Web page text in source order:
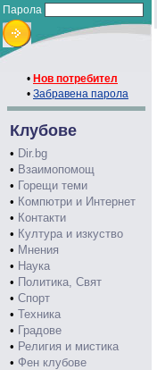
Парола
• Нов потребител
• Забравена парола
Клубове
• Dir.bg
• Взаимопомощ
• Горещи теми
• Компютри и Интернет
• Контакти
• Култура и изкуство
• Мнения
• Наука
• Политика, Свят
• Спорт
• Техника
• Градове
• Религия и мистика
• Фен клубове